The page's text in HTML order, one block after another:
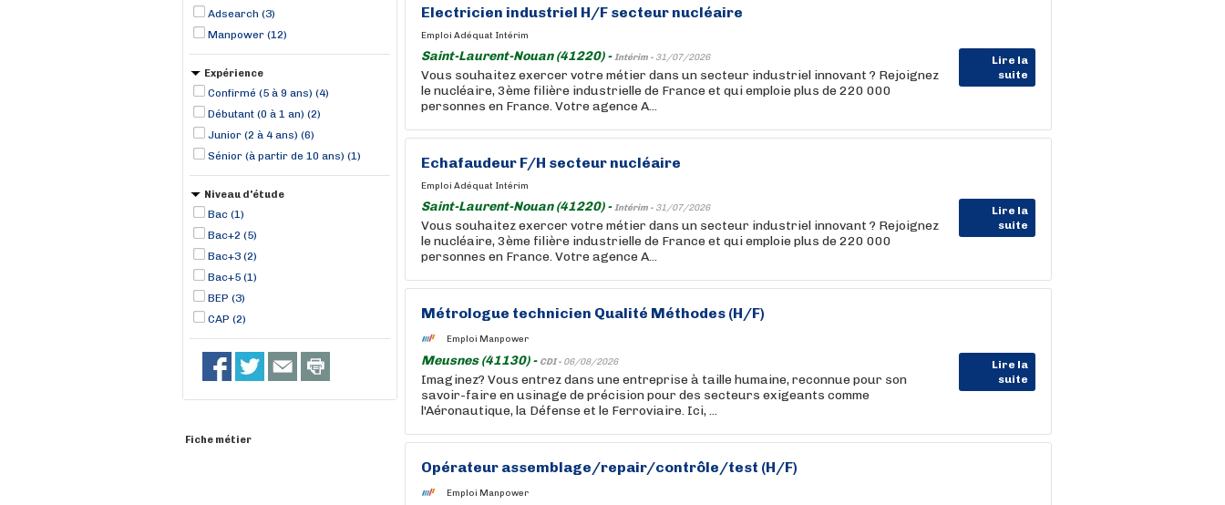
Adsearch (3)
Manpower (12)
Expérience
Confirmé (5 à 9 ans) (4)
Débutant (0 à 1 an) (2)
Junior (2 à 4 ans) (6)
Sénior (à partir de 10 ans) (1)
Niveau d'étude
Bac (1)
Bac+2 (5)
Bac+3 (2)
Bac+5 (1)
BEP (3)
CAP (2)
Fiche métier
Electricien industriel H/F secteur nucléaire
Emploi Adéquat Intérim
Saint-Laurent-Nouan (41220) -Intérim - 31/07/2026
Lire la
suite
Vous souhaitez exercer votre métier dans un secteur industriel innovant ? Rejoignez
le nucléaire, 3ème filière industrielle de France et qui emploie plus de 220 000
personnes en France. Votre agence A...
Echafaudeur F/H secteur nucléaire
Emploi Adéquat Intérim
Saint-Laurent-Nouan (41220) -Intérim - 31/07/2026
Lire la
suite
Vous souhaitez exercer votre métier dans un secteur industriel innovant ? Rejoignez
le nucléaire, 3ème filière industrielle de France et qui emploie plus de 220 000
personnes en France. Votre agence A...
Métrologue technicien Qualité Méthodes (H/F)
Emploi Manpower
Meusnes (41130) - CDI - 06/08/2026
Lire la
suite
Imaginez? Vous entrez dans une entreprise à taille humaine, reconnue pour son
savoir-faire en usinage de précision pour des secteurs exigeants comme
l'Aéronautique, la Défense et le Ferroviaire. Ici, ...
Opérateur assemblage/repair/contrôle/test (H/F)
Emploi Manpower